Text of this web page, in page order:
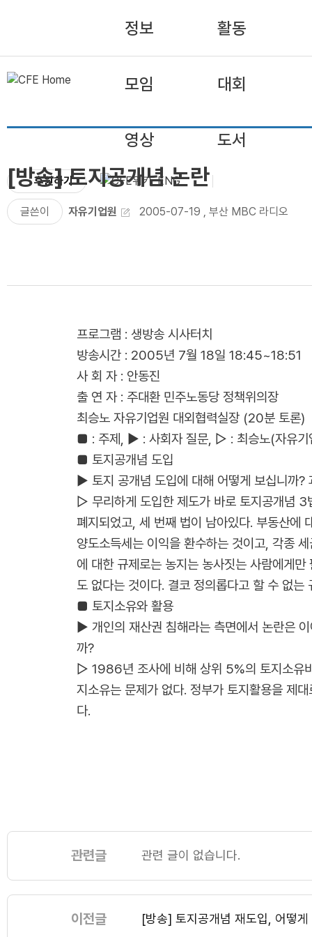
정보 활동
모임 대회
영상 도서
후원하기 ENG
[방송] 토지공개념 논란
글쓴이 자유기업원 2005-07-19 , 부산 MBC 라디오
프로그램 : 생방송 시사터치
방송시간 : 2005년 7월 18일 18:45~18:51
사 회 자 : 안동진
출 연 자 : 주대환 민주노동당 정책위의장
최승노 자유기업원 대외협력실장 (20분 토론)
■ : 주제, ▶ : 사회자 질문, ▷ : 최승노(자유기
■ 토지공개념 도입
▶ 토지 공개념 도입에 대해 어떻게 보십니까?
▷ 무리하게 도입한 제도가 바로 토지공개념 3
폐지되었고, 세 번째 법이 남아있다. 부동산에
양도소득세는 이익을 환수하는 것이고, 각종
에 대한 규제로는 농지는 농사짓는 사람에게
도 없다는 것이다. 결코 정의롭다고 할 수 없는
■ 토지소유와 활용
▶ 개인의 재산권 침해라는 측면에서 논란은
까?
▷ 1986년 조사에 비해 상위 5%의 토지소유
지소유는 문제가 없다. 정부가 토지활용을 제
다.
관련글 관련 글이 없습니다.
이전글 [방송] 토지공개념 재도입, 어떻